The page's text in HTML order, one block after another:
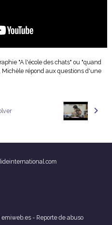
"A l'école des chats" ou "quand
répond aux questions d'une
emiweb.es - Reporte de abuso